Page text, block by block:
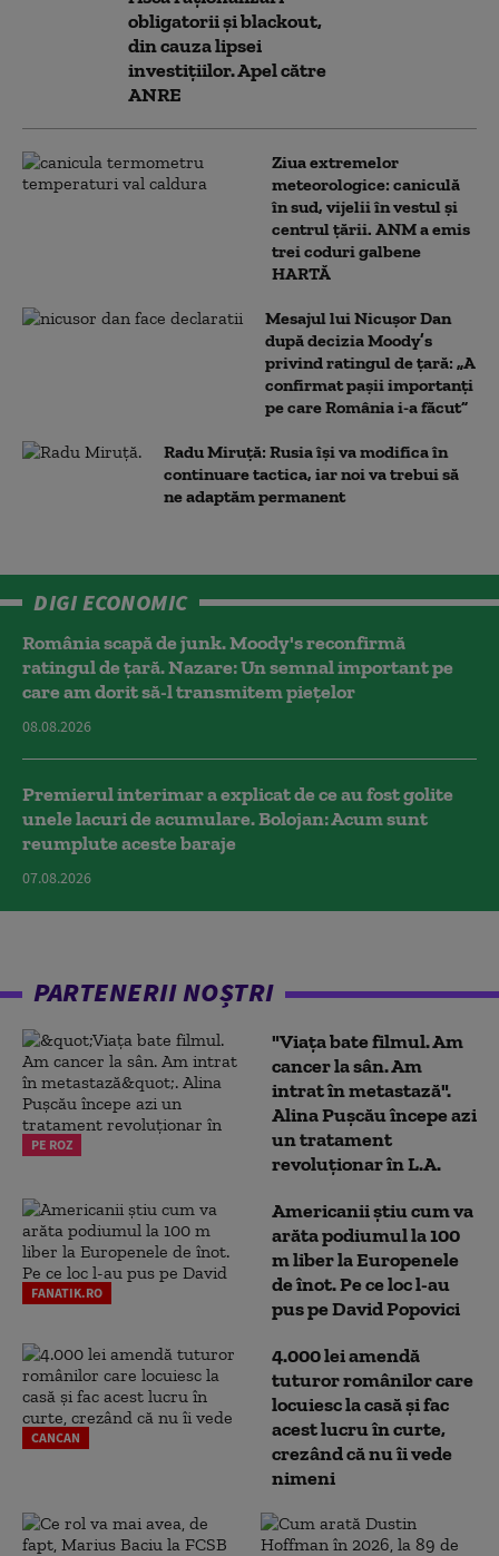
obligatorii și blackout,
din cauza lipsei
investițiilor. Apel către
ANRE
Ziua extremelor
meteorologice: caniculă
în sud, vijelii în vestul și
centrul țării. ANM a emis
trei coduri galbene
HARTĂ
Mesajul lui Nicușor Dan
după decizia Moody’s
privind ratingul de țară: „A
confirmat pașii importanți
pe care România i-a făcut”
Radu Miruță: Rusia își va modifica în
continuare tactica, iar noi va trebui să
ne adaptăm permanent
DIGI ECONOMIC
România scapă de junk. Moody's reconfirmă
ratingul de țară. Nazare: Un semnal important pe
care am dorit să-l transmitem piețelor
08.08.2026
Premierul interimar a explicat de ce au fost golite
unele lacuri de acumulare. Bolojan: Acum sunt
reumplute aceste baraje
07.08.2026
PARTENERII NOȘTRI
PE ROZ
"Viața bate filmul. Am
cancer la sân. Am
intrat în metastază".
Alina Pușcău începe azi
un tratament
revoluționar în L.A.
FANATIK.RO
Americanii știu cum va
arăta podiumul la 100
m liber la Europenele
de înot. Pe ce loc l-au
pus pe David Popovici
CANCAN
4.000 lei amendă
tuturor românilor care
locuiesc la casă și fac
acest lucru în curte,
crezând că nu îi vede
nimeni